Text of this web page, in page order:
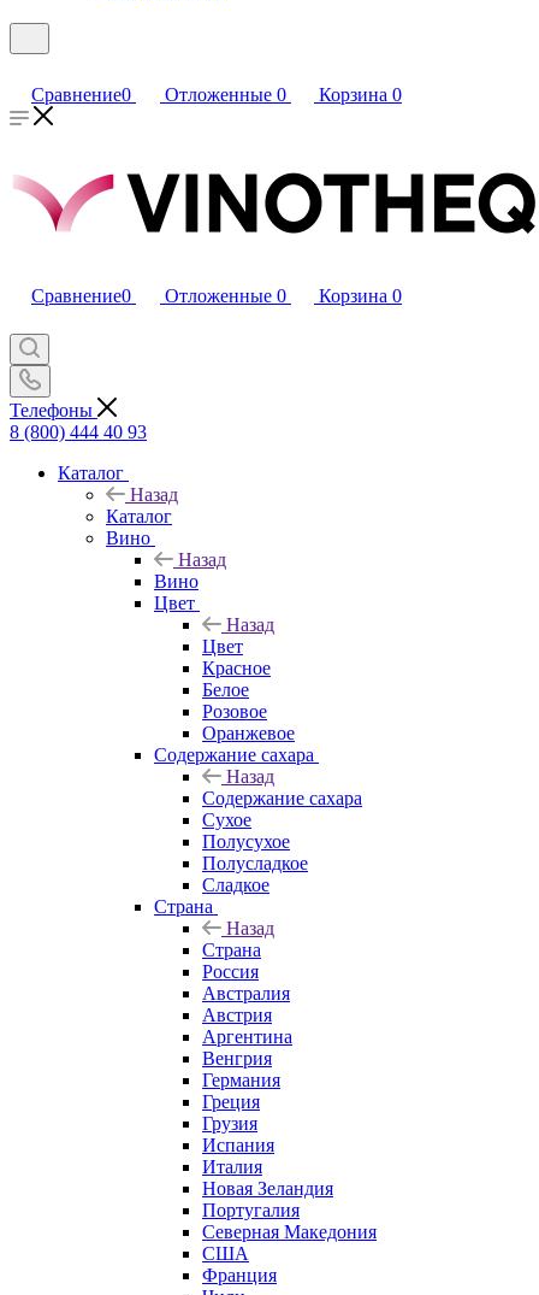
Сравнение0 Отложенные 0 Корзина 0
Сравнение0 Отложенные 0 Корзина 0
Телефоны
8 (800) 444 40 93
Каталог
Назад
Каталог
Вино
Назад
Вино
Цвет
Назад
Цвет
Красное
Белое
Розовое
Оранжевое
Содержание сахара
Назад
Содержание сахара
Сухое
Полусухое
Полусладкое
Сладкое
Страна
Назад
Страна
Россия
Австралия
Австрия
Аргентина
Венгрия
Германия
Греция
Грузия
Испания
Италия
Новая Зеландия
Португалия
Северная Македония
США
Франция